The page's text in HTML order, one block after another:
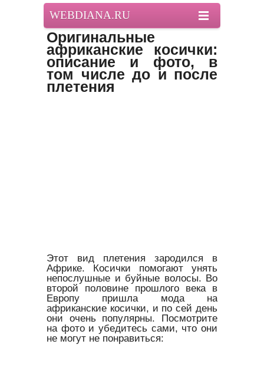
WEBDIANA.RU
Оригинальные
африканские косички:
описание и фото, в
том числе до и после
плетения
Этот вид плетения зародился в
Африке. Косички помогают унять
непослушные и буйные волосы. Во
второй половине прошлого века в
Европу пришла мода на
африканские косички, и по сей день
они очень популярны. Посмотрите
на фото и убедитесь сами, что они
не могут не понравиться: